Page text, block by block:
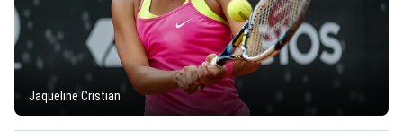
Jaqueline Cristian